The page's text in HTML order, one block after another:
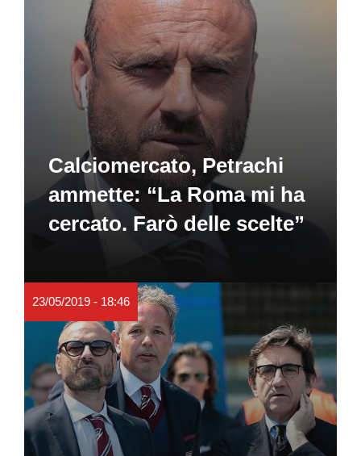
Calciomercato, Petrachi
ammette: “La Roma mi ha
cercato. Farò delle scelte”
23/05/2019 - 18:46